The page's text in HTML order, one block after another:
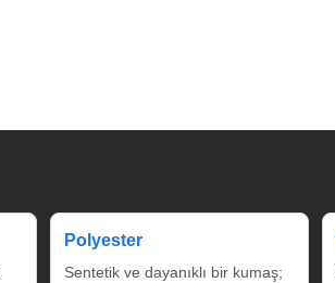
Polyester
Sentetik ve dayanıklı bir kumaş;